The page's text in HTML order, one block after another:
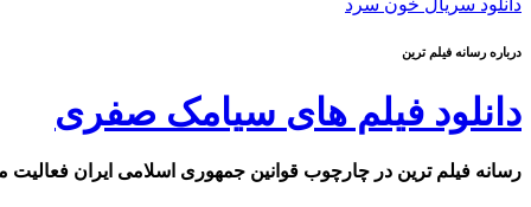
دانلود سریال خون سرد
درباره رسانه فیلم ترین
دانلود فیلم های سیامک صفری
رسانه فیلم ترین در چارچوب قوانین جمهوری اسلامی ایران فعالیت